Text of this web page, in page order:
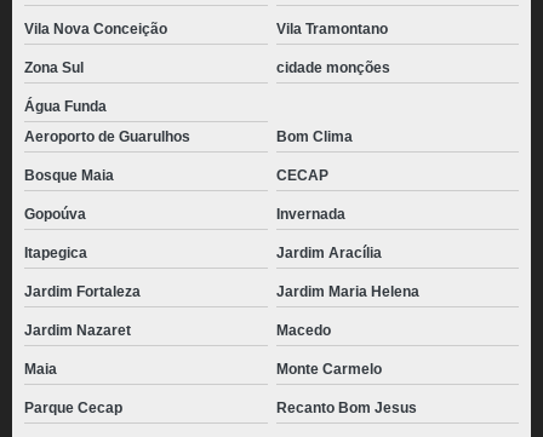
Vila Nova Conceição Vila Tramontano
Zona Sul cidade monções
Água Funda
Aeroporto de Guarulhos
Bom Clima
Bosque Maia CECAP
Gopoúva Invernada
Itapegica Jardim Aracília
Jardim Fortaleza Jardim Maria Helena
Jardim Nazaret Macedo
Maia Monte Carmelo
Parque Cecap Recanto Bom Jesus